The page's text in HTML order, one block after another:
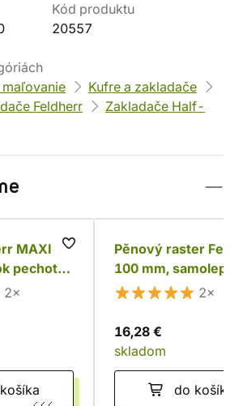
Kód produktu
20557
Kufre a zakladače
Feldherr
Zakladače Half-
MAXI
pechoty
2×
Pěnový raster
100 mm, samolepící
2×
16,28 €
skladom
do košíka